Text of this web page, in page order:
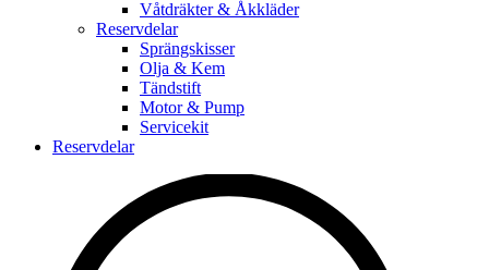
Våtdräkter & Åkkläder
Reservdelar
Sprängskisser
Olja & Kem
Tändstift
Motor & Pump
Servicekit
Reservdelar